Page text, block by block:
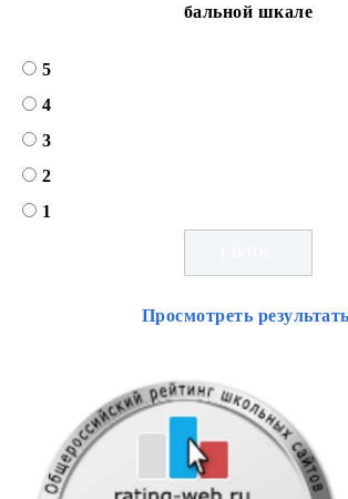
бальной шкале
5
4
3
2
1
Просмотреть